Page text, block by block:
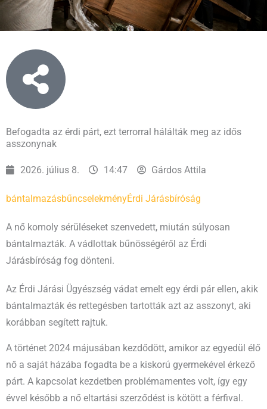
Befogadta az érdi párt, ezt terrorral hálálták meg az idős
asszonynak
2026. július 8. 14:47 Gárdos Attila
bántalmazásbűncselekményÉrdi Járásbíróság
A nő komoly sérüléseket szenvedett, miután súlyosan
bántalmazták. A vádlottak bűnösségéről az Érdi
Járásbíróság fog dönteni.
Az Érdi Járási Ügyészség vádat emelt egy érdi pár ellen, akik
bántalmazták és rettegésben tartották azt az asszonyt, aki
korábban segített rajtuk.
A történet 2024 májusában kezdődött, amikor az egyedül élő
nő a saját házába fogadta be a kiskorú gyermekével érkező
párt. A kapcsolat kezdetben problémamentes volt, így egy
évvel később a nő eltartási szerződést is kötött a férfival.